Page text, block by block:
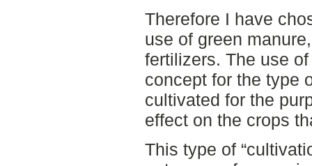
Therefore I have
use of green
fertilizers. The use
concept for the type
cultivated for the
effect on the crops
This type of